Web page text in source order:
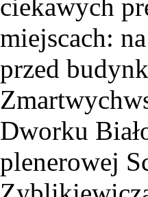
ciekawych
miejscach:
przed
Dworku
plenerowej